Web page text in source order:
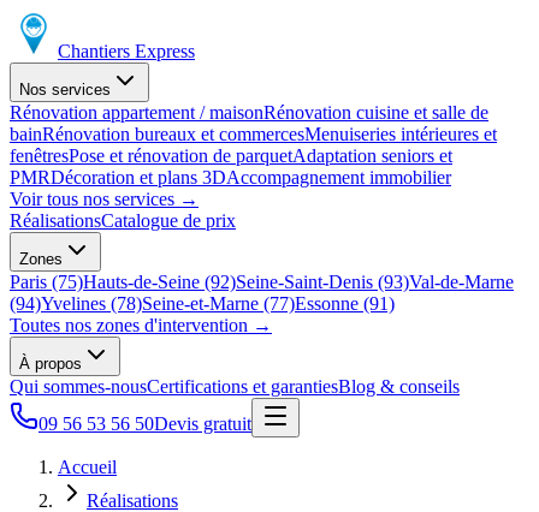
Chantiers Express
Nos services
Rénovation appartement / maisonRénovation cuisine et salle de
bainRénovation bureaux et commercesMenuiseries intérieures et
fenêtresPose et rénovation de parquetAdaptation seniors et
PMRDécoration et plans 3DAccompagnement immobilier
Voir tous nos services →
RéalisationsCatalogue de prix
Zones
Paris (75)Hauts-de-Seine (92)Seine-Saint-Denis (93)Val-de-Marne
(94)Yvelines (78)Seine-et-Marne (77)Essonne (91)
Toutes nos zones d'intervention →
À propos
Qui sommes-nousCertifications et garantiesBlog & conseils
09 56 53 56 50Devis gratuit
Accueil
Réalisations